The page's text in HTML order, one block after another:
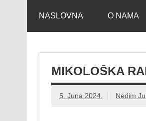
NASLOVNA
O NAMA
MIKOLOŠKA
5. Juna 2024. Nedim